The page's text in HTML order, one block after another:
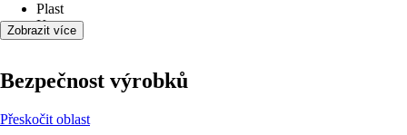
Plast
Kov
Zobrazit více
Bezpečnost výrobků
Přeskočit oblast